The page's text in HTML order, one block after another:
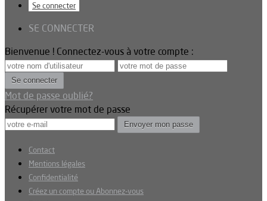
Se connecter
SE CONNECTER
Bienvenue ! Connectez-vous à votre compte :
Mot de passe oublié?
Récupérer votre mot de passe
Contact
Mentions légales
Confidentialité
Créez un compte ou Abonnez-vous